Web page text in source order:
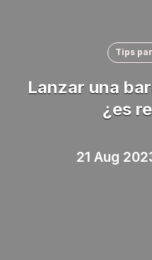
Tips
Lanzar una
¿es
21 Aug